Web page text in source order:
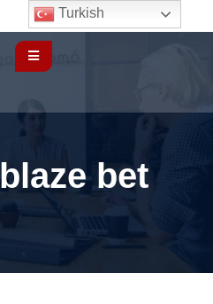
blaze bet
Turkish